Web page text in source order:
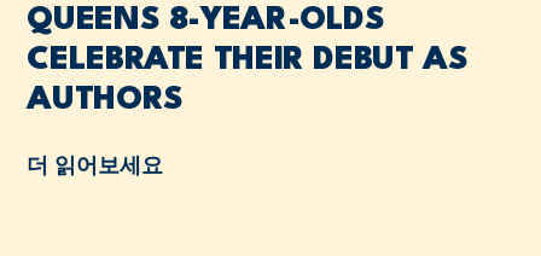
QUEENS 8-YEAR-OLDS
CELEBRATE THEIR DEBUT AS
AUTHORS
더 읽어보세요